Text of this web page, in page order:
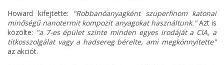
Howard kifejtette:
"Robbanóanyagként szuperfinom katonai
minőségű nanotermit kompozit anyagokat használtunk."Azt is
közölte: "a 7-es épület szinte minden egyes irodáját a CIA, a
titkosszolgálat vagy a hadsereg bérelte, ami megkönnyítette"
az akciót.